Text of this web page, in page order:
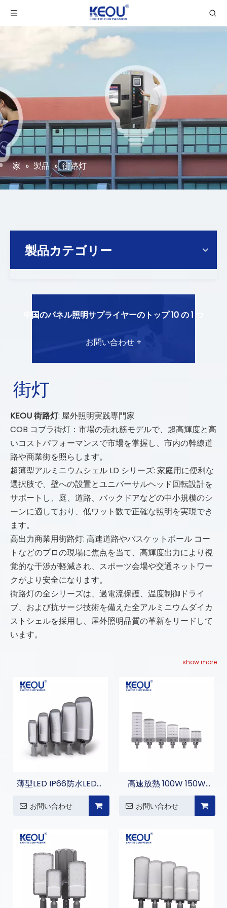
家 » 製品 » 街路灯
製品カテゴリー
中国のパネル照明サプライヤーのトップ 10 の 1 つ
お問い合わせ +
街灯
KEOU 街路灯: 屋外照明実践専門家
COB コブラ街灯：市場の売れ筋モデルで、超高輝度と高
いコストパフォーマンスで市場を掌握し、市内の幹線道
路や商業街を照らします。
超薄型アルミニウムシェル LD シリーズ: 家庭用に便利な
選択肢で、壁への設置とユニバーサルヘッド回転設計を
サポートし、庭、道路、バックドアなどの中小規模のシ
ーンに適しており、低ワット数で正確な照明を実現でき
ます。
高出力商業用街路灯: 高速道路やバスケットボール コー
トなどのプロの現場に焦点を当て、高輝度出力により視
覚的な干渉が軽減され、スポーツ会場や交通ネットワー
クがより安全になります。
街路灯の全シリーズは、過電流保護、温度制御ドライ
ブ、および抗サージ技術を備えた全アルミニウムダイカ
ストシェルを採用し、屋外照明品質の革新をリードして
います。
show more
薄型LED IP66防水LED街
お問い合わせ
高速放熱 100W 150W
200W 250W 300W
400W 街路灯
お問い合わせ